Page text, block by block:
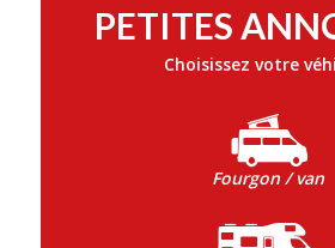
PETITES
Choisissez votre
Fourgon / van